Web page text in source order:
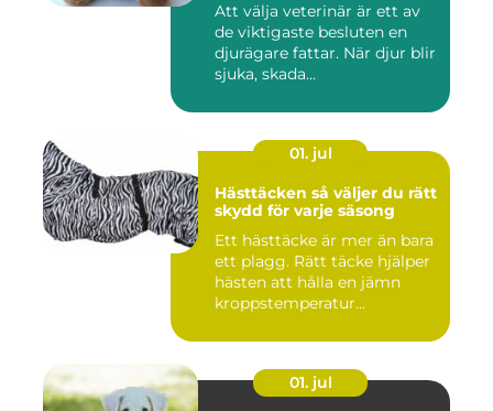
Att välja veterinär är ett av
de viktigaste besluten en
djurägare fattar. När djur blir
sjuka, skada...
01. jul
Hästtäcken så väljer du rätt
skydd för varje säsong
Ett hästtäcke är mer än bara
ett plagg. Rätt täcke hjälper
hästen att hålla en jämn
kroppstemperatur...
01. jul